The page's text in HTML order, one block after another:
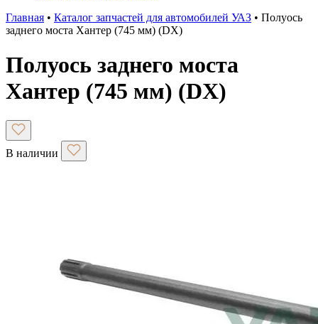
Главная • Каталог запчастей для автомобилей УАЗ • Полуось
заднего моста Хантер (745 мм) (DX)
Полуось заднего моста
Хантер (745 мм) (DX)
В наличии